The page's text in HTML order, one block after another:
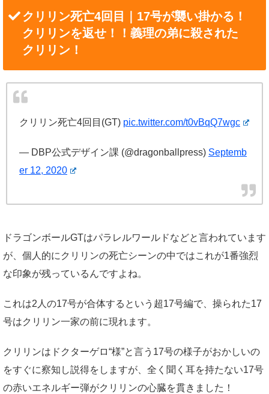
クリリン死亡4回目｜17号が襲い掛かる！
クリリンを返せ！！義理の弟に殺された
クリリン！
クリリン死亡4回目(GT) pic.twitter.com/t0vBqQ7wgc
— DBP公式デザイン課 (@dragonballpress) Septemb
er 12, 2020
ドラゴンボールGTはパラレルワールドなどと言われています
が、個人的にクリリンの死亡シーンの中ではこれが1番強烈
な印象が残っているんですよね。
これは2人の17号が合体するという超17号編で、操られた17
号はクリリン一家の前に現れます。
クリリンはドクターゲロ“様”と言う17号の様子がおかしいの
をすぐに察知し説得をしますが、全く聞く耳を持たない17号
の赤いエネルギー弾がクリリンの心臓を貫きました！